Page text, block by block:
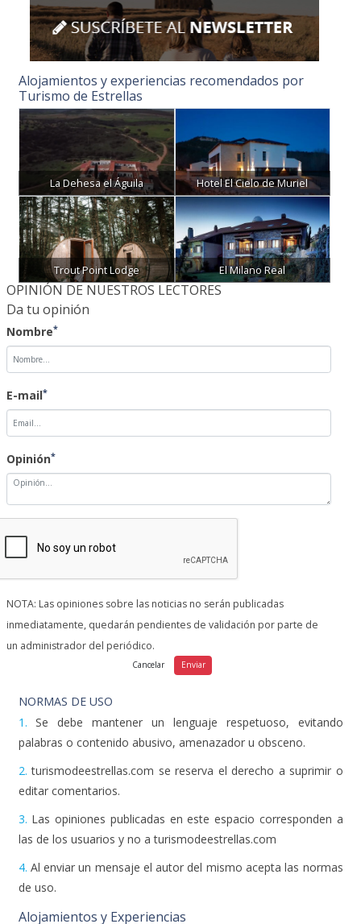
Alojamientos y experiencias recomendados por
Turismo de Estrellas
La Dehesa el Águila Hotel El Cielo de Muriel
Trout Point Lodge El Milano Real
OPINIÓN DE NUESTROS LECTORES
Da tu opinión
Nombre*
E-mail*
Opinión*
NOTA: Las opiniones sobre las noticias no serán publicadas
inmediatamente, quedarán pendientes de validación por parte de
un administrador del periódico.
NORMAS DE USO
1. Se debe mantener un lenguaje respetuoso, evitando
palabras o contenido abusivo, amenazador u obsceno.
2. turismodeestrellas.com se reserva el derecho a suprimir o
editar comentarios.
3. Las opiniones publicadas en este espacio corresponden a
las de los usuarios y no a turismodeestrellas.com
4. Al enviar un mensaje el autor del mismo acepta las normas
de uso.
Alojamientos y Experiencias